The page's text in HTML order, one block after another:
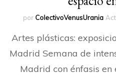
porColectivoVenusUrania
Artes plásticas:
Madrid Semana de
Madrid con énfasis